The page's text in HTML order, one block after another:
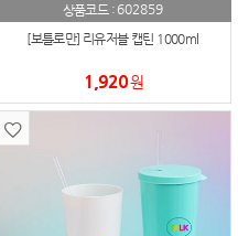
상품코드 : 602859
[보틀로만] 리유저블 캡틴 1000ml
1,920원